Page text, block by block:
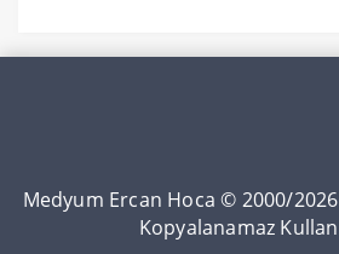
Medyum Ercan Hoca © 2000/2026
Kopyalanamaz